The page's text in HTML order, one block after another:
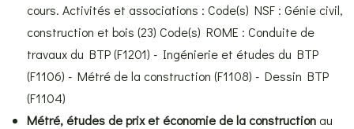
cours. Activités et associations : Code(s) NSF : Génie civil,
construction et bois (23) Code(s) ROME : Conduite de
travaux du BTP (F1201) - Ingénierie et études du BTP
(F1106) - Métré de la construction (F1108) - Dessin BTP
(F1104)
Métré, études de prix et économie de la construction au